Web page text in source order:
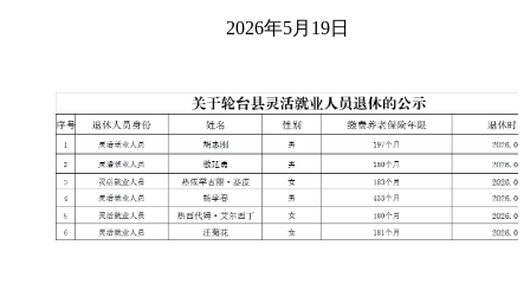
2026年5月19日